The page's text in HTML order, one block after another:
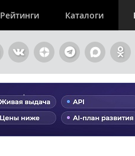
Рейтинги Каталоги